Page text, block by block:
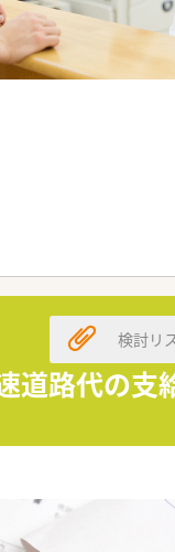
道路代の支
検討リ